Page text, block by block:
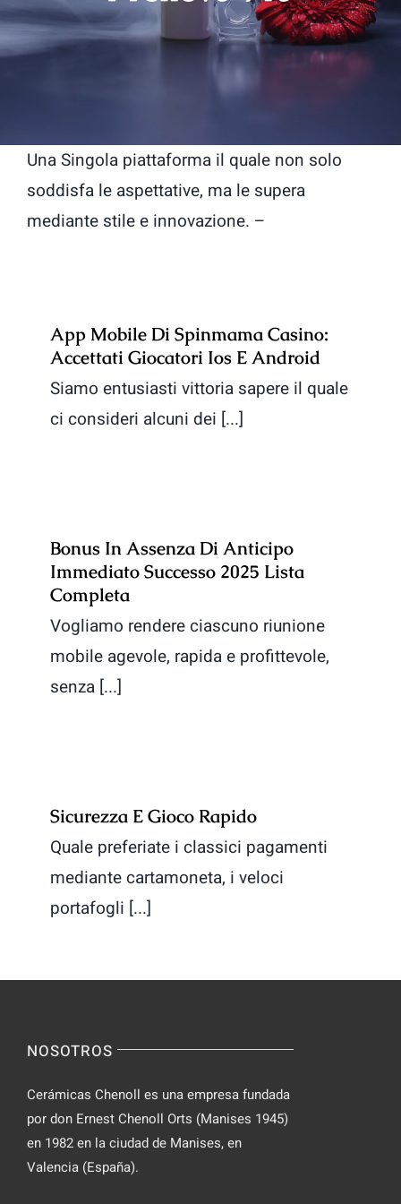
Una Singola piattaforma il quale non solo
soddisfa le aspettative, ma le supera
mediante stile e innovazione. –
App Mobile Di Spinmama Casino:
Accettati Giocatori Ios E Android
Siamo entusiasti vittoria sapere il quale
ci consideri alcuni dei [...]
Bonus In Assenza Di Anticipo
Immediato Successo 2025 Lista
Completa
Vogliamo rendere ciascuno riunione
mobile agevole, rapida e profittevole,
senza [...]
Sicurezza E Gioco Rapido
Quale preferiate i classici pagamenti
mediante cartamoneta, i veloci
portafogli [...]
NOSOTROS
Cerámicas Chenoll es una empresa fundada
por don Ernest Chenoll Orts (Manises 1945)
en 1982 en la ciudad de Manises, en
Valencia (España).